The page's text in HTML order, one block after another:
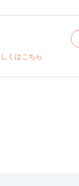
くはこちら